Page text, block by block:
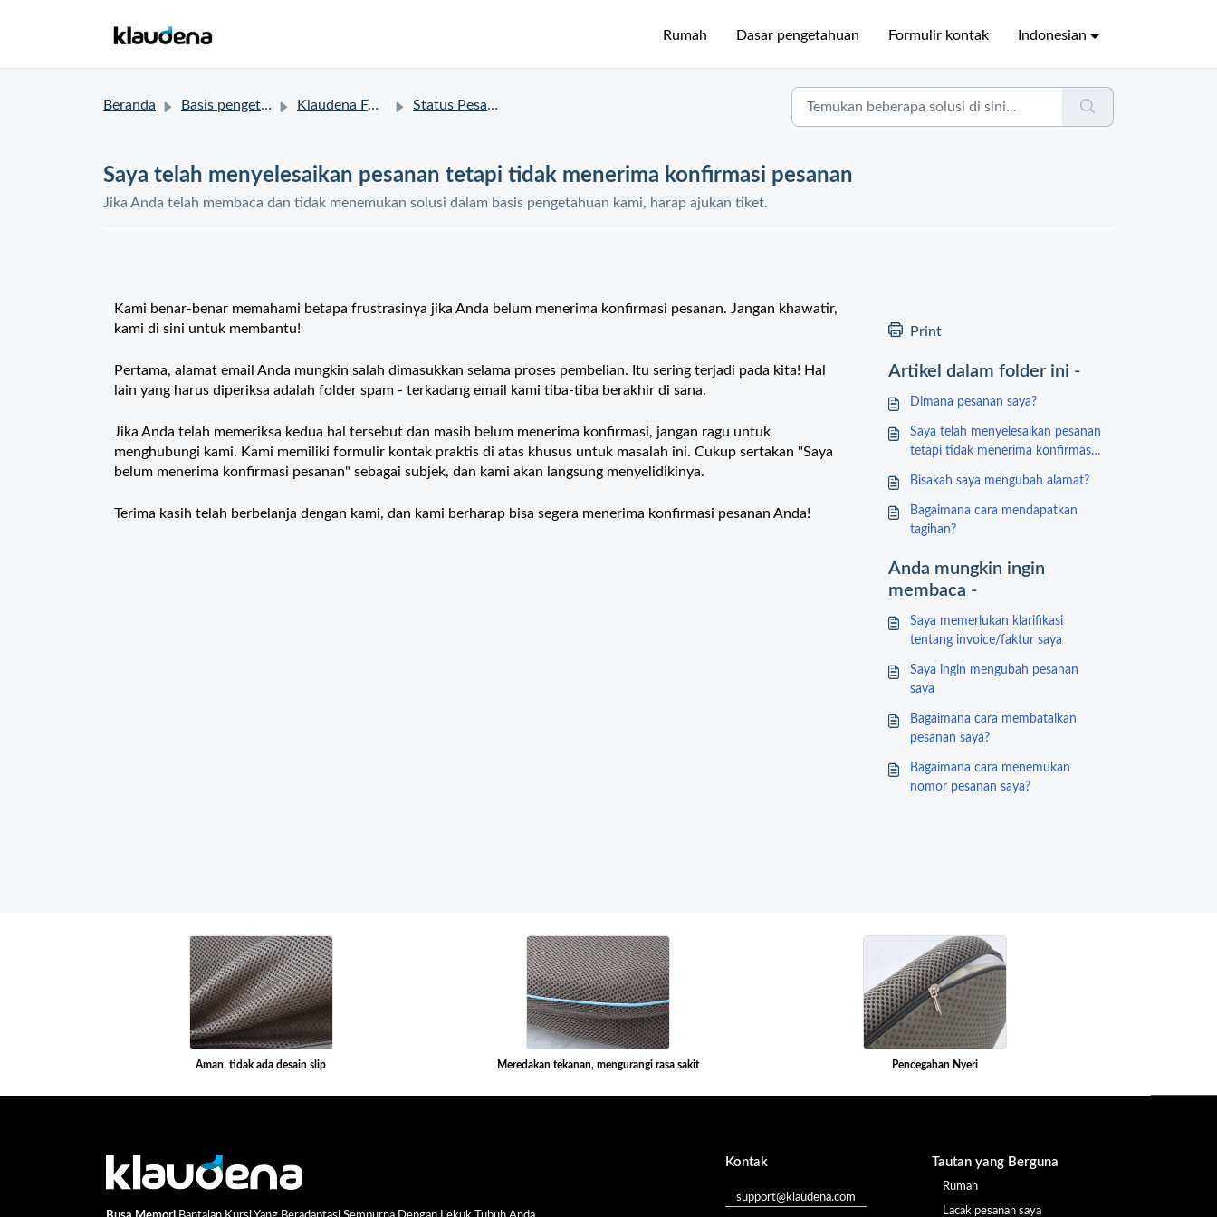
Rumah Dasar pengetahuan Formulir kontak Indonesian
Beranda Basis pengetahuan Klaudena FAQ Status Pesanan dan Pengiriman
Saya telah menyelesaikan pesanan tetapi tidak menerima konfirmasi pesanan
Jika Anda telah membaca dan tidak menemukan solusi dalam basis pengetahuan kami, harap ajukan tiket.
Kami benar-benar memahami betapa frustrasinya jika Anda belum menerima konfirmasi pesanan. Jangan khawatir,
kami di sini untuk membantu!
Pertama, alamat email Anda mungkin salah dimasukkan selama proses pembelian. Itu sering terjadi pada kita! Hal
lain yang harus diperiksa adalah folder spam - terkadang email kami tiba-tiba berakhir di sana.
Jika Anda telah memeriksa kedua hal tersebut dan masih belum menerima konfirmasi, jangan ragu untuk
menghubungi kami. Kami memiliki formulir kontak praktis di atas khusus untuk masalah ini. Cukup sertakan "Saya
belum menerima konfirmasi pesanan" sebagai subjek, dan kami akan langsung menyelidikinya.
Terima kasih telah berbelanja dengan kami, dan kami berharap bisa segera menerima konfirmasi pesanan Anda!
Print
Artikel dalam folder ini -
Dimana pesanan saya?
Saya telah menyelesaikan pesanan
tetapi tidak menerima konfirmasi
Bisakah saya mengubah alamat?
Bagaimana cara mendapatkan
tagihan?
Anda mungkin ingin
membaca -
Saya memerlukan klarifikasi
tentang invoice/faktur saya
Saya ingin mengubah pesanan
saya
Bagaimana cara membatalkan
pesanan saya?
Bagaimana cara menemukan
nomor pesanan saya?
Aman, tidak ada desain slip Meredakan tekanan, mengurangi rasa sakit Pencegahan Nyeri
Kontak
support@klaudena.com
Tautan yang Berguna
Rumah
Lacak pesanan saya